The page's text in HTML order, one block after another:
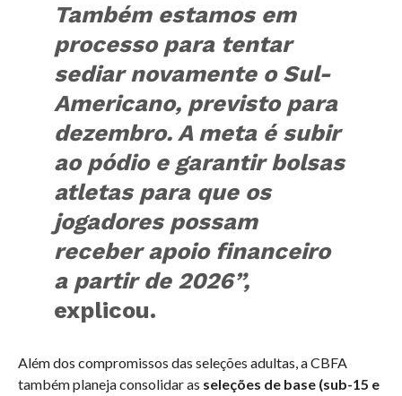
Também estamos em
processo para tentar
sediar novamente o Sul-
Americano, previsto para
dezembro. A meta é subir
ao pódio e garantir bolsas
atletas para que os
jogadores possam
receber apoio financeiro
a partir de 2026”,
explicou.
Além dos compromissos das seleções adultas, a CBFA
também planeja consolidar as seleções de base (sub-15 e